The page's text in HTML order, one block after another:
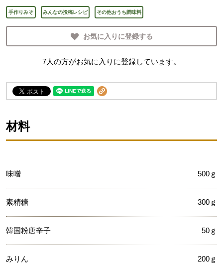
手作りみそ みんなの投稿レシピ その他おうち調味料
お気に入りに登録する
7人の方がお気に入りに登録しています。
材料
味噌 500ｇ
素精糖 300ｇ
韓国粉唐辛子 50ｇ
みりん 200ｇ